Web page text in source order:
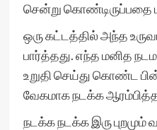
சென்று கொண்டிருப்பதை
ஒரு கட்டத்தில் அந்த
பார்த்தது. எந்த மனித
உறுதி செய்து கொண்ட
வேகமாக நடக்க
நடக்க நடக்க இரு புறமும்